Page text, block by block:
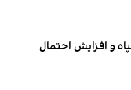
و افزایش احتمال